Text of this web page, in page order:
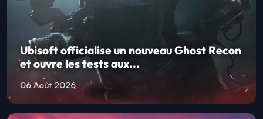
Ubisoft officialise un nouveau Ghost Recon
et ouvre les tests aux...
06 Août 2026